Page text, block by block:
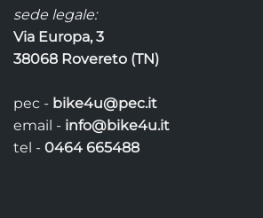
sede legale:
Via Europa, 3
38068 Rovereto (TN)
pec - bike4u@pec.it
email - info@bike4u.it
tel - 0464 665488